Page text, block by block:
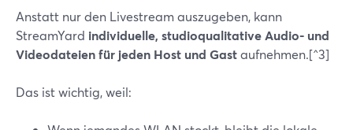
Anstatt nur den Livestream auszugeben, kann
StreamYard individuelle, studioqualitative Audio- und
Videodateien für jeden Host und Gastaufnehmen.[^3]
Das ist wichtig, weil: